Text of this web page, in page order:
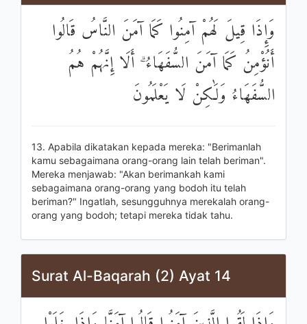
وَإِذَا قِيلَ لَهُمْ آمِنُوا كَمَا آمَنَ النَّاسُ قَالُوا
أَنُؤْمِنُ كَمَا آمَنَ السُّفَهَاءُ ۗ أَلَا إِنَّهُمْ هُمُ
السُّفَهَاءُ وَلَٰكِنْ لَا يَعْلَمُونَ
13. Apabila dikatakan kepada mereka: "Berimanlah
kamu sebagaimana orang-orang lain telah beriman".
Mereka menjawab: "Akan berimankah kami
sebagaimana orang-orang yang bodoh itu telah
beriman?" Ingatlah, sesungguhnya merekalah orang-
orang yang bodoh; tetapi mereka tidak tahu.
Surat Al-Baqarah (2) Ayat 14